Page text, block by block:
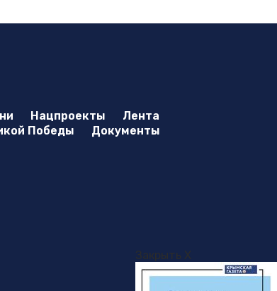
Закрыть X
Нацпроекты
Лента
Победы
Документы